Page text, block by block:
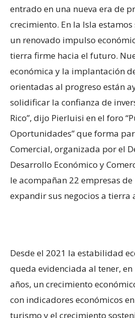
entrado en una nueva era de
crecimiento. En la Isla
un renovado impulso
tierra firme hacia el futuro.
económica y la implantación
orientadas al progreso están
solidificar la confianza de
Rico”, dijo Pierluisi en el foro
Oportunidades” que forma
Comercial, organizada por el
Desarrollo Económico y
le acompañan 22 empresas
expandir sus negocios a tierra
Desde el 2021 la estabilidad
queda evidenciada al tener,
años, un crecimiento
con indicadores económicos
turismo y el crecimiento